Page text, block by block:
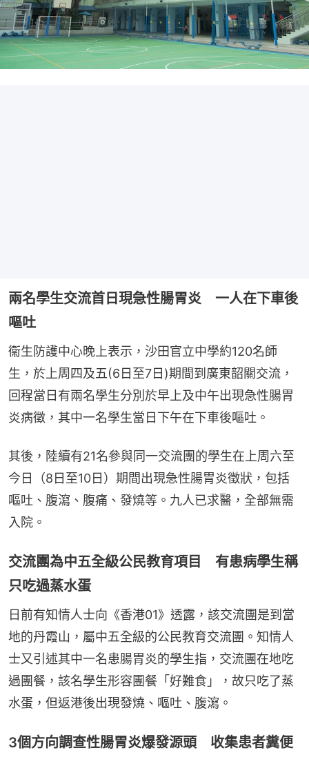
兩名學生交流首日現急性腸胃炎 一人在下車後
嘔吐
衞生防護中心晚上表示，沙田官立中學約120名師
生，於上周四及五(6日至7日)期間到廣東韶關交流，
回程當日有兩名學生分別於早上及中午出現急性腸胃
炎病徵，其中一名學生當日下午在下車後嘔吐。
其後，陸續有21名參與同一交流團的學生在上周六至
今日（8日至10日）期間出現急性腸胃炎徵狀，包括
嘔吐、腹瀉、腹痛、發燒等。九人已求醫，全部無需
入院。
交流團為中五全級公民教育項目 有患病學生稱
只吃過蒸水蛋
日前有知情人士向《香港01》透露，該交流團是到當
地的丹霞山，屬中五全級的公民教育交流團。知情人
士又引述其中一名患腸胃炎的學生指，交流團在地吃
過團餐，該名學生形容團餐「好難食」，故只吃了蒸
水蛋，但返港後出現發燒、嘔吐、腹瀉。
3個方向調查性腸胃炎爆發源頭 收集患者糞便